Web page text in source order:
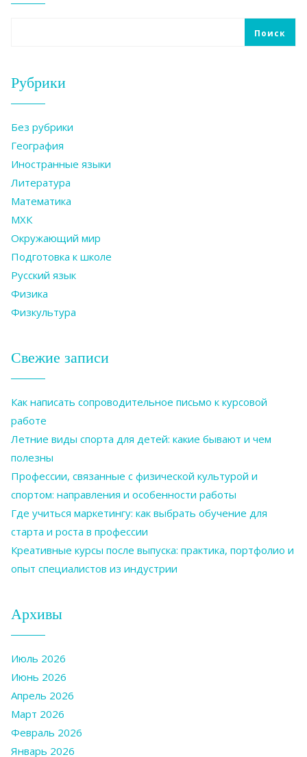
Поиск
Рубрики
Без рубрики
География
Иностранные языки
Литература
Математика
МХК
Окружающий мир
Подготовка к школе
Русский язык
Физика
Физкультура
Свежие записи
Как написать сопроводительное письмо к курсовой
работе
Летние виды спорта для детей: какие бывают и чем
полезны
Профессии, связанные с физической культурой и
спортом: направления и особенности работы
Где учиться маркетингу: как выбрать обучение для
старта и роста в профессии
Креативные курсы после выпуска: практика, портфолио и
опыт специалистов из индустрии
Архивы
Июль 2026
Июнь 2026
Апрель 2026
Март 2026
Февраль 2026
Январь 2026